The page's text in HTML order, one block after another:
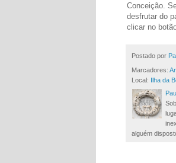
Conceição.
desfrutar do
clicar no
Postado por
Marcadores:
Local: Ilha da
alguém